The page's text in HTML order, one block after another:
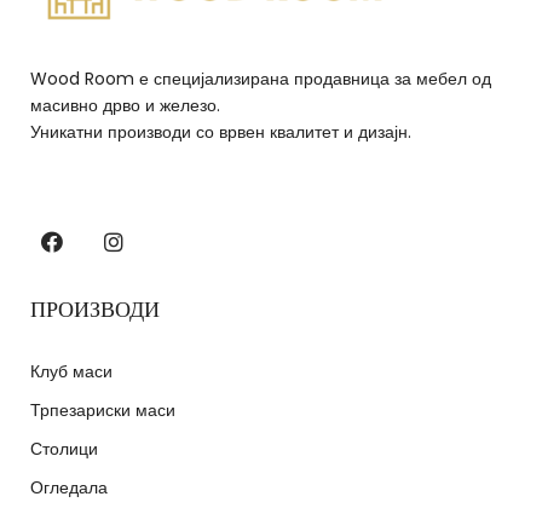
Wood Room е специјализирана продавница за мебел од
масивно дрво и железо.
Уникатни производи со врвен квалитет и дизајн.
ПРОИЗВОДИ
Клуб маси
Трпезариски маси
Столици
Огледала